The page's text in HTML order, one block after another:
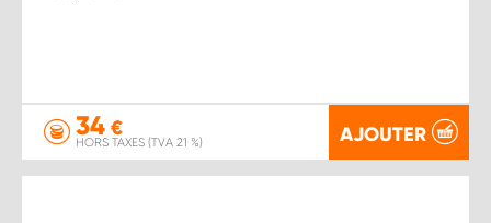
34 €
HORS TAXES (TVA 21 %) AJOUTER